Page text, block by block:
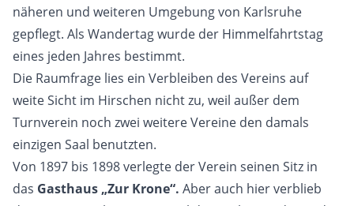
näheren und weiteren Umgebung von Karlsruhe
gepflegt. Als Wandertag wurde der Himmelfahrtstag
eines jeden Jahres bestimmt.
Die Raumfrage lies ein Verbleiben des Vereins auf
weite Sicht im Hirschen nicht zu, weil außer dem
Turnverein noch zwei weitere Vereine den damals
einzigen Saal benutzten.
Von 1897 bis 1898 verlegte der Verein seinen Sitz in
das Gasthaus „Zur Krone“. Aber auch hier verblieb